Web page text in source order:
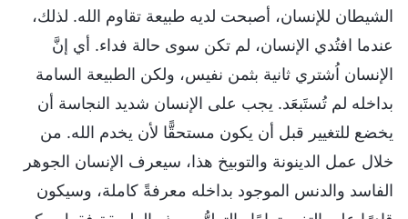
الشيطان للإنسان، أصبحت لديه طبيعة تقاوم الله. لذلك،
عندما افتُدي الإنسان، لم تكن سوى حالة فداء. أي إنَّ
الإنسان اُشتري ثانية بثمن نفيس، ولكن الطبيعة السامة
بداخله لم تُستَبعَد. يجب على الإنسان شديد النجاسة أن
يخضع للتغيير قبل أن يكون مستحقًّا لأن يخدم الله. من
خلال عمل الدينونة والتوبيخ هذا، سيعرف الإنسان الجوهر
الفاسد والدنس الموجود بداخله معرفةً كاملة، وسيكون